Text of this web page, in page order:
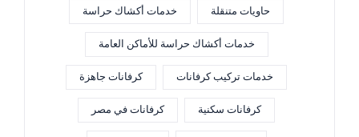
حاويات متنقلة خدمات أكشاك حراسة
خدمات أكشاك حراسة للأماكن العامة
خدمات تركيب كرفانات كرفانات جاهزة
كرفانات سكنية كرفانات في مصر